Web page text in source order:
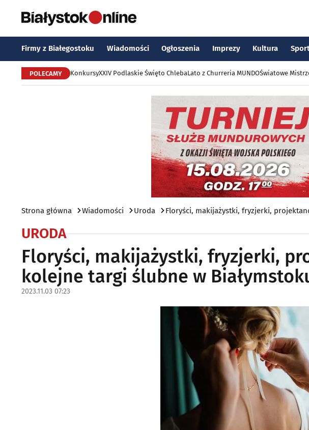
Firmy z Białegostoku Wiadomości Ogłoszenia Imprezy Kultura
POLECAMY KonkursyXXIV Podlaskie Święto ChlebaLato z Churreria MUNDOŚwiatowe
Strona główna Wiadomości Uroda Floryści, makijażystki, fryzjerki,
URODA
Floryści, makijażystki, fryzjerki,
kolejne targi ślubne w
2023.11.03 07:23